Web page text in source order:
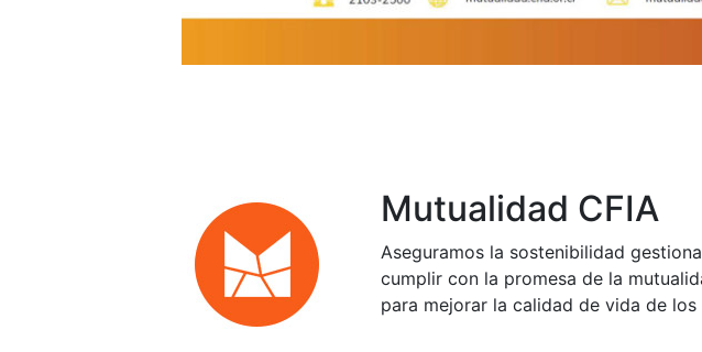
Mutualidad CFIA
Aseguramos la sostenibilidad
cumplir con la promesa de la
para mejorar la calidad de vida de